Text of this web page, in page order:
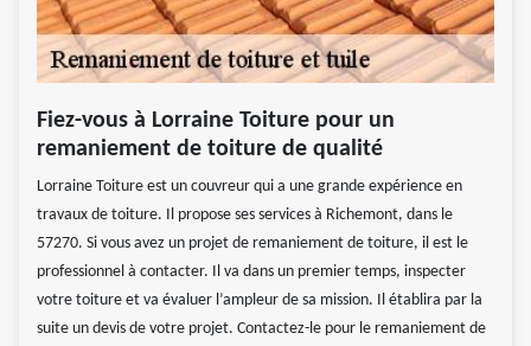
Fiez-vous à Lorraine Toiture pour un
remaniement de toiture de qualité
Lorraine Toiture est un couvreur qui a une grande expérience en
travaux de toiture. Il propose ses services à Richemont, dans le
57270. Si vous avez un projet de remaniement de toiture, il est le
professionnel à contacter. Il va dans un premier temps, inspecter
votre toiture et va évaluer l’ampleur de sa mission. Il établira par la
suite un devis de votre projet. Contactez-le pour le remaniement de